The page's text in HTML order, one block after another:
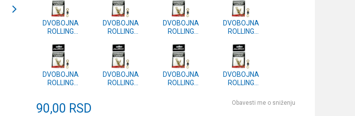
DVOBOJNA
ROLLING
10kom.
DVOBOJNA
ROLLING
10kom.
DVOBOJNA
ROLLING
10kom.
DVOBOJNA
ROLLING
10kom.
DVOBOJNA
ROLLING
DVOBOJNA
ROLLING
DVOBOJNA
ROLLING
DVOBOJNA
ROLLING
10kom.
90,00 RSD Obavesti me o sniženju